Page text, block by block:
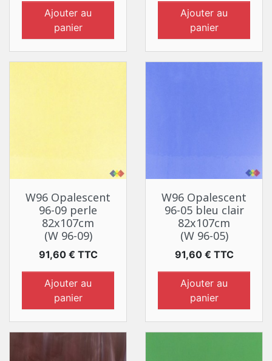
Ajouter au
panier
Ajouter au
panier
W96 Opalescent
96-09 perle
82x107cm
(W 96-09)
Prix
91,60 € TTC
Ajouter au
panier
W96 Opalescent
96-05 bleu clair
82x107cm
(W 96-05)
Prix
91,60 € TTC
Ajouter au
panier